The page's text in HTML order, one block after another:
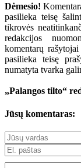
Dėmesio!
pasilieka teisę
tikrovės
redakcijos
komentarų
pasilieka teisę
numatyta tvarka
„Palangos tilto“
Jūsų komentaras: